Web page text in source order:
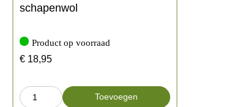
schapenwol
Product op voorraad
€ 18,95
Toevoegen